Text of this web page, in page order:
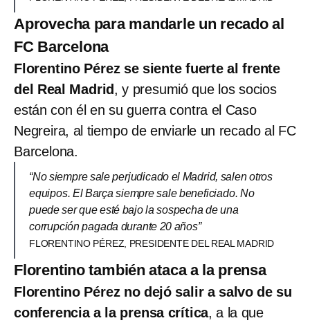
Aprovecha para mandarle un recado al
FC Barcelona
Florentino Pérez se siente fuerte al frente
del Real Madrid, y presumió que los socios
están con él en su guerra contra el Caso
Negreira, al tiempo de enviarle un recado al FC
Barcelona.
“No siempre sale perjudicado el Madrid, salen otros
equipos. El Barça siempre sale beneficiado. No
puede ser que esté bajo la sospecha de una
corrupción pagada durante 20 años”
FLORENTINO PÉREZ, PRESIDENTE DEL REAL MADRID
Florentino también ataca a la prensa
Florentino Pérez no dejó salir a salvo de su
conferencia a la prensa crítica, a la que